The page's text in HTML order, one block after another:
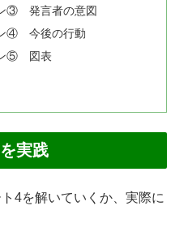
③ 発言者の意図
④ 今後の行動
ン⑤ 図表
実践
4を解いていくか、実際に